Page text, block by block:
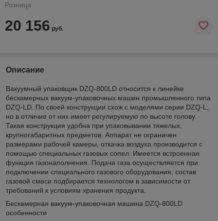
Розница
20 156 руб.
Описание
Вакуумный упаковщик DZQ-800LD относится к линейке
бескамерных вакуум-упаковочных машин промышленного типа
DZQ-LD. По своей конструкции схож с моделями серии DZQ-L,
но в отличие от них имеет регулируемую по высоте голову.
Такая конструкция удобна при упаковывании тяжелых,
крупногабаритных предметов. Аппарат не ограничен
размерами рабочей камеры, откачка воздуха производится с
помощью специальных газовых сопел. Имеется встроенная
функция газонаполнения. Подача газа осуществляется при
подключении специального газового оборудования, состав
газовой смеси подбирается технологом в зависимости от
требований к условиям хранения продукта.
Бескамерная вакуум-упаковочная машина DZQ-800LD
особенности